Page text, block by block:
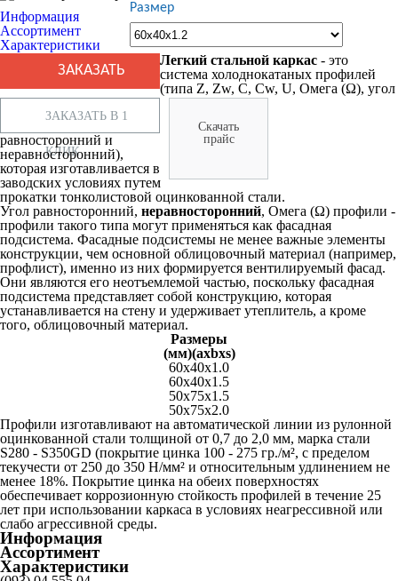
Размер
ЗАКАЗАТЬ В 1
КЛИК
Скачать
прайс
Информация
Ассортимент
Характеристики
Легкий стальной каркас - это
система холоднокатаных профилей
(типа Z, Zw, C, Cw, U, Омега (Ω), угол
равносторонний и
неравносторонний),
которая изготавливается в
заводских условиях путем
прокатки тонколистовой оцинкованной стали.
Угол равносторонний, неравносторонний, Омега (Ω) профили -
профили такого типа могут применяться как фасадная
подсистема. Фасадные подсистемы не менее важные элементы
конструкции, чем основной облицовочный материал (например,
профлист), именно из них формируется вентилируемый фасад.
Они являются его неотъемлемой частью, поскольку фасадная
подсистема представляет собой конструкцию, которая
устанавливается на стену и удерживает утеплитель, а кроме
того, облицовочный материал.
Размеры
(мм)(ахbхs)
60x40x1.0
60x40x1.5
50x75x1.5
50x75x2.0
Профили изготавливают на автоматической линии из рулонной
оцинкованной стали толщиной от 0,7 до 2,0 мм, марка стали
S280 - S350GD (покрытие цинка 100 - 275 гр./м², с пределом
текучести от 250 до 350 Н/мм² и относительным удлинением не
менее 18%. Покрытие цинка на обеих поверхностях
обеспечивает коррозионную стойкость профилей в течение 25
лет при использовании каркаса в условиях неагрессивной или
слабо агрессивной среды.
Информация
Ассортимент
Характеристики